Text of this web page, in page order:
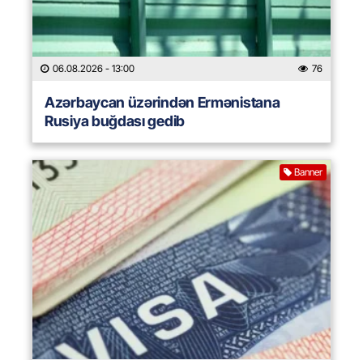
06.08.2026 - 13:00 76
Azərbaycan üzərindən Ermənistana
Rusiya buğdası gedib
Banner